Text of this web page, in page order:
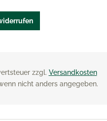
zzgl. Versandkosten
nicht anders angegeben.